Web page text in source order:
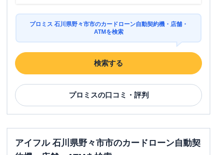
住所 石川県野々市市御経塚２－６ １Ｆ
アイフル
無人契約コーナー
平日：09:00-21:00
土曜：09:00-21:00
ATM営業時間
土曜：-
日祝 ：-
プロミス 石川県野々市市のカードローン自動契約機・店舗・
ATMを検索
検索する
プロミスの口コミ・評判
アイフル 石川県野々市市のカードローン自動契